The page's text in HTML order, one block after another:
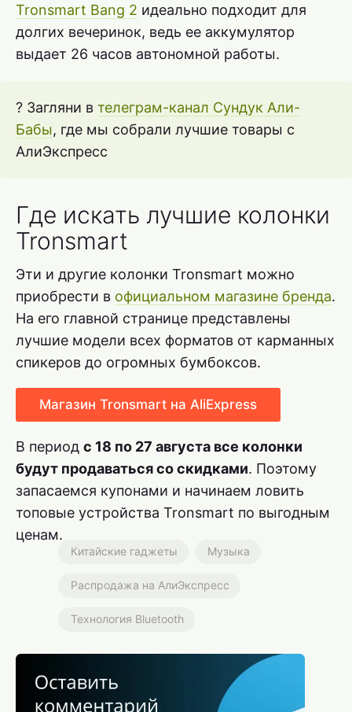
Tronsmart Bang 2 идеально подходит для
долгих вечеринок, ведь ее аккумулятор
выдает 26 часов автономной работы.
? Загляни в телеграм-канал Сундук Али-
Бабы, где мы собрали лучшие товары с
АлиЭкспресс
Где искать лучшие колонки
Tronsmart
Эти и другие колонки Tronsmart можно
приобрести в официальном магазине бренда.
На его главной странице представлены
лучшие модели всех форматов от карманных
спикеров до огромных бумбоксов.
Магазин Tronsmart на AliExpress
В период с 18 по 27 августа все колонки
будут продаваться со скидками. Поэтому
запасаемся купонами и начинаем ловить
топовые устройства Tronsmart по выгодным
ценам.
Китайские гаджеты Музыка
Распродажа на АлиЭкспресс
Технология Bluetooth